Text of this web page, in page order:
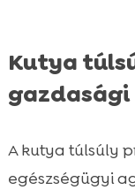
Kutya
A kutya túlsúly
egészségügyi